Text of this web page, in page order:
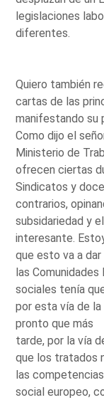
legislaciones
diferentes.
Quiero también
cartas de las
manifestando su
Como dijo el
Ministerio de
ofrecen ciertas
Sindicatos y
contrarios,
subsidariedad y
interesante.
que esto va a
las
sociales tenía
por esta vía de la
pronto que más
tarde, por la vía
que los tratados
las
social europeo,